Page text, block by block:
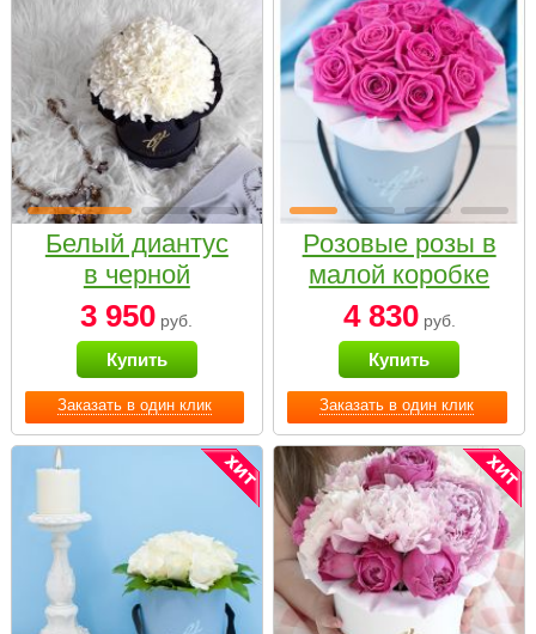
Заказать в один клик
Белый диантус
в черной
коробке Small
3 950 руб.
Купить
Заказать в один клик
Розовые розы в
малой коробке
4 830руб.
Купить